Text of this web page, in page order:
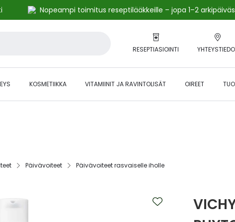
Nopeampi toimitus reseptilääkkeille – jopa 1–2
RESEPTIASIOINTI
KOSMETIIKKA VITAMIINIT JA RAVINTOLISÄT OIREET
Päivävoiteet‎ Päivävoiteet rasvaiselle iholle‎